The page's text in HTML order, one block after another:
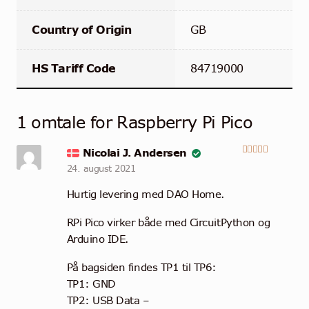
Country of Origin GB
HS Tariff Code 84719000
1 omtale for Raspberry Pi Pico
Nicolai J. Andersen
24. august 2021
Hurtig levering med DAO Home.
RPi Pico virker både med CircuitPython og
Arduino IDE.
På bagsiden findes TP1 til TP6:
TP1: GND
TP2: USB Data –